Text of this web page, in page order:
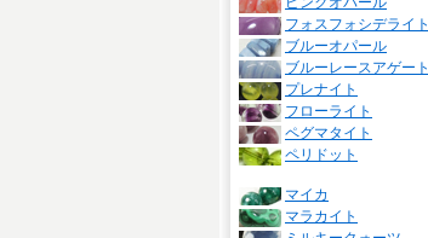
フォスフォシデライト
ブルーオパール
ブルーレースアゲート
プレナイト
フローライト
ペグマタイト
ペリドット
マイカ
マラカイト